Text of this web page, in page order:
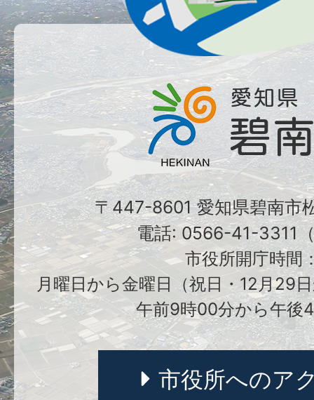
〒447-8601 愛知県碧南市
電話: 0566-41-3311
市役所開庁時間
月曜日から金曜日（祝日・12月29
午前9時00分から午後
市役所へのア